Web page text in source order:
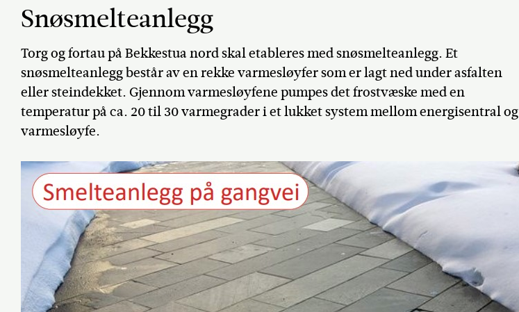
Snøsmelteanlegg
Torg og fortau på Bekkestua nord skal etableres med snøsmelteanlegg. Et
snøsmelteanlegg består av en rekke varmesløyfer som er lagt ned under asfalten
eller steindekket. Gjennom varmesløyfene pumpes det frostvæske med en
temperatur på ca. 20 til 30 varmegrader i et lukket system mellom energisentral og
varmesløyfe.